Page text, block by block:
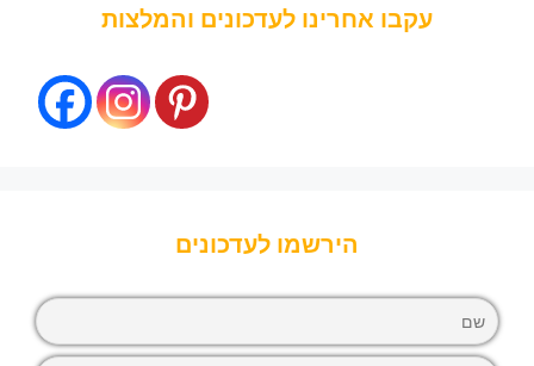
עקבו אחרינו לעדכונים והמלצות
הירשמו לעדכונים